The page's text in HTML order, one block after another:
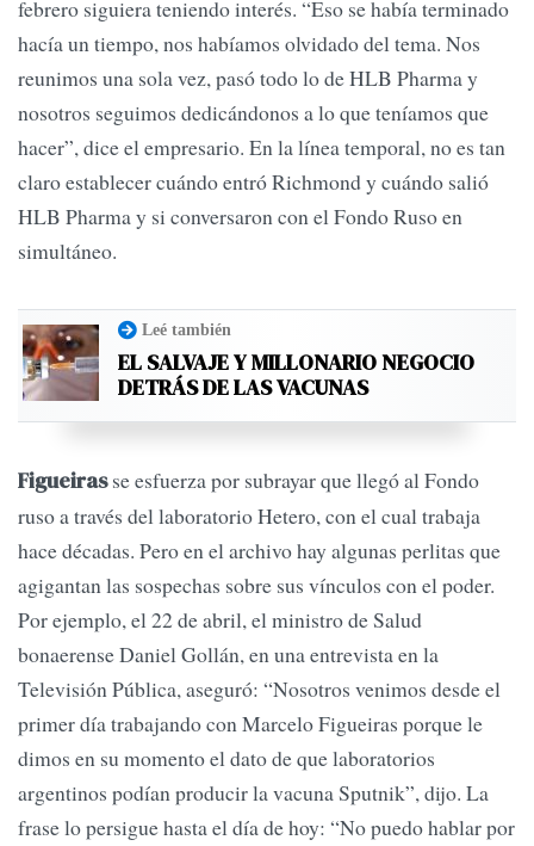
febrero siguiera teniendo interés. “Eso se había terminado
hacía un tiempo, nos habíamos olvidado del tema. Nos
reunimos una sola vez, pasó todo lo de HLB Pharma y
nosotros seguimos dedicándonos a lo que teníamos que
hacer”, dice el empresario. En la línea temporal, no es tan
claro establecer cuándo entró Richmond y cuándo salió
HLB Pharma y si conversaron con el Fondo Ruso en
simultáneo.
Leé también
EL SALVAJE Y MILLONARIO NEGOCIO
DETRÁS DE LAS VACUNAS
Figueirasse esfuerza por subrayar que llegó al Fondo
ruso a través del laboratorio Hetero, con el cual trabaja
hace décadas. Pero en el archivo hay algunas perlitas que
agigantan las sospechas sobre sus vínculos con el poder.
Por ejemplo, el 22 de abril, el ministro de Salud
bonaerense Daniel Gollán, en una entrevista en la
Televisión Pública, aseguró: “Nosotros venimos desde el
primer día trabajando con Marcelo Figueiras porque le
dimos en su momento el dato de que laboratorios
argentinos podían producir la vacuna Sputnik”, dijo. La
frase lo persigue hasta el día de hoy: “No puedo hablar por